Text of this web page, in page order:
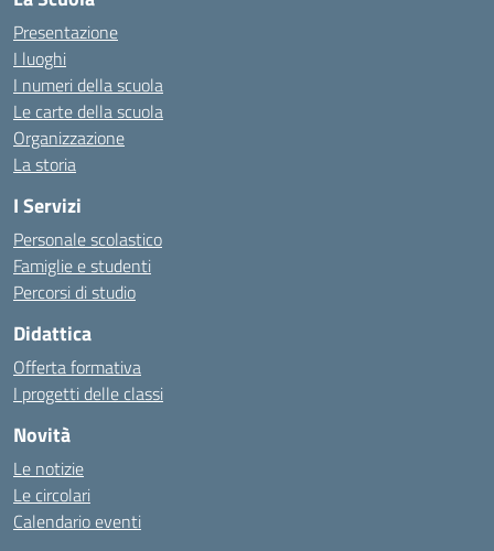
Presentazione
I luoghi
I numeri della scuola
Le carte della scuola
Organizzazione
La storia
I Servizi
Personale scolastico
Famiglie e studenti
Percorsi di studio
Didattica
Offerta formativa
I progetti delle classi
Novità
Le notizie
Le circolari
Calendario eventi